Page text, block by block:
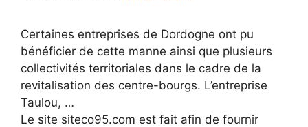
Certaines entreprises de Dordogne ont pu
bénéficier de cette manne ainsi que plusieurs
collectivités territoriales dans le cadre de la
revitalisation des centre-bourgs. L’entreprise
Taulou, …
Le site siteco95.com est fait afin de fournir